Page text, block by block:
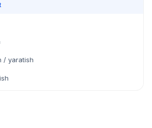
/ yaratish